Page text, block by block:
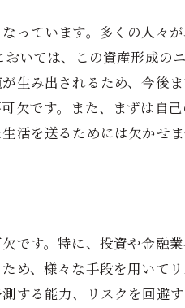
っています。多くの人々
いては、この資産形成
生み出されるため、今後
欠です。また、まずは自
活を送るためには欠かせま
です。特に、投資や金融
め、様々な手段を用いて
する能力、リスクを回避